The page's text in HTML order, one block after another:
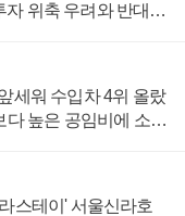
자 위축 우려와 반대
세워 수입차 4위 올랐
다 높은 공임비에 소비
스테이' 서울신라호